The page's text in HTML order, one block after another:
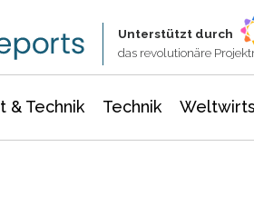
Unterstützt durch
das revolutionäre
& Technik Technik